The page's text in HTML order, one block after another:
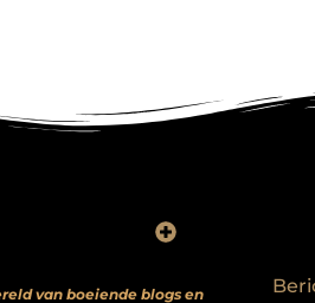
van boeiende blogs en